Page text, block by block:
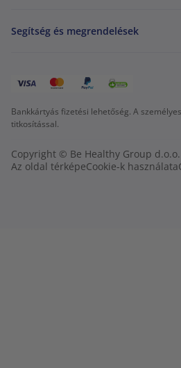
Segítség és megrendelések
Bankkártyás fizetési lehetőség. A
titkosítással.
Copyright © Be Healthy Group
Az oldal térképeCookie-k használata